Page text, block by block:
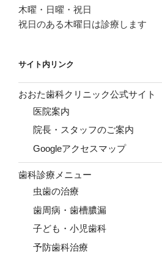
木曜・日曜・祝日
祝日のある木曜日は診療します
サイト内リンク
おおた歯科クリニック公式サイト
医院案内
院長・スタッフのご案内
Googleアクセスマップ
歯科診療メニュー
虫歯の治療
歯周病・歯槽膿漏
子ども・小児歯科
予防歯科治療